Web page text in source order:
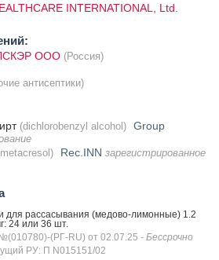
INTERNATIONAL, Ltd.
ООО (Россия)
антисептики)
(dichlorobenzyl alcohol) Group
Rec.INN зарегистрированное
для рассасывания (медово-лимонные) 1.2
24 или 36 шт.
(РГ-RU) от 02.07.25 - Бессрочно
РУ: П N015151/02